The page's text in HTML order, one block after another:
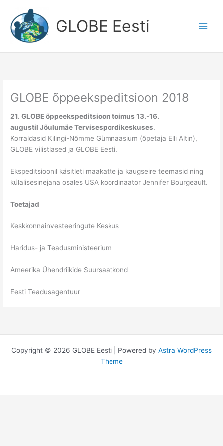
content
GLOBE Eesti
GLOBE õppeekspeditsioon 2018
21. GLOBE õppeekspeditsioon toimus 13.-16.
augustil Jõulumäe Tervisespordikeskuses.
Korraldasid Kilingi-Nõmme Gümnaasium (õpetaja Elli Altin),
GLOBE vilistlased ja GLOBE Eesti.
Ekspeditsioonil käsitleti maakatte ja kaugseire teemasid ning
külalisesinejana osales USA koordinaator Jennifer Bourgeault.
Toetajad
Keskkonnainvesteeringute Keskus
Haridus- ja Teadusministeerium
Ameerika Ühendriikide Suursaatkond
Eesti Teadusagentuur
Copyright © 2026 GLOBE Eesti | Powered by Astra WordPress
Theme